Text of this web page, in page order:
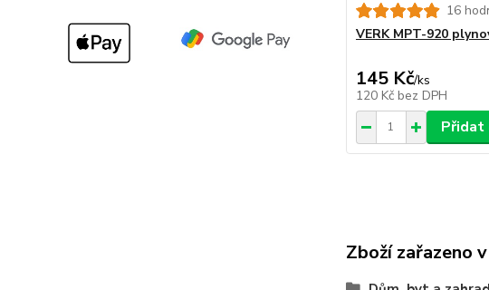
16
VERK MPT-920
145 Kč/ks
120 Kč bez DPH
Přidat
Zboží zařazeno